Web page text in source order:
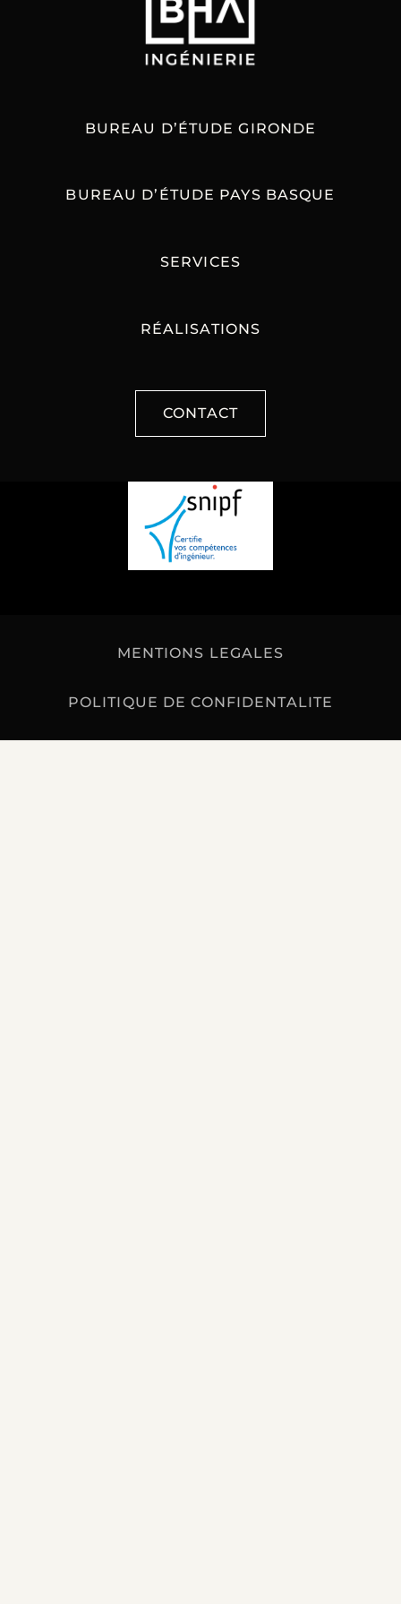
BUREAU D’ÉTUDE GIRONDE
BUREAU D’ÉTUDE PAYS BASQUE
SERVICES
RÉALISATIONS
CONTACT
MENTIONS LEGALES
POLITIQUE DE CONFIDENTALITE